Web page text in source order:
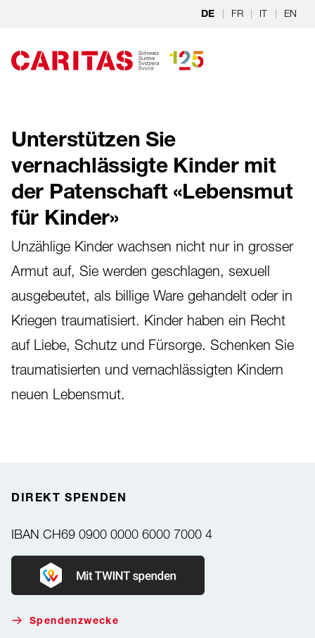
Zum Hauptinhalt springen
DE | FR | IT | EN
Unterstützen Sie
vernachlässigte Kinder mit
der Patenschaft «Lebensmut
für Kinder»
Unzählige Kinder wachsen nicht nur in grosser
Armut auf, Sie werden geschlagen, sexuell
ausgebeutet, als billige Ware gehandelt oder in
Kriegen traumatisiert. Kinder haben ein Recht
auf Liebe, Schutz und Fürsorge. Schenken Sie
traumatisierten und vernachlässigten Kindern
neuen Lebensmut.
DIREKT SPENDEN
IBAN CH69 0900 0000 6000 7000 4
Donate with Twint
Spendenzwecke